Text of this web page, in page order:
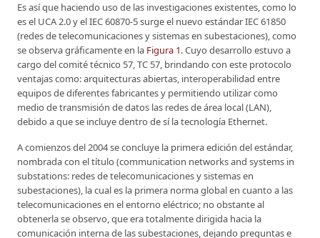
Es así que haciendo uso de las investigaciones existentes, como lo
es el UCA 2.0 y el IEC 60870-5 surge el nuevo estándar IEC 61850
(redes de telecomunicaciones y sistemas en subestaciones), como
se observa gráficamente en la Figura 1. Cuyo desarrollo estuvo a
cargo del comité técnico 57, TC 57, brindando con este protocolo
ventajas como: arquitecturas abiertas, interoperabilidad entre
equipos de diferentes fabricantes y permitiendo utilizar como
medio de transmisión de datos las redes de área local (LAN),
debido a que se incluye dentro de sí la tecnología Ethernet.
A comienzos del 2004 se concluye la primera edición del estándar,
nombrada con el título (communication networks and systems in
substations: redes de telecomunicaciones y sistemas en
subestaciones), la cual es la primera norma global en cuanto a las
telecomunicaciones en el entorno eléctrico; no obstante al
obtenerla se observo, que era totalmente dirigida hacia la
comunicación interna de las subestaciones, dejando preguntas e